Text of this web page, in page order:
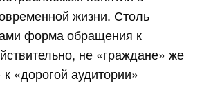
жизни. Столь
форма обращения к
не «граждане» же
«дорогой аудитории»